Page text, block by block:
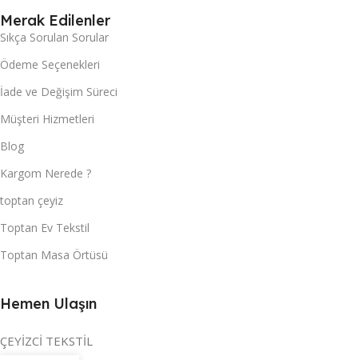
Merak Edilenler
Sıkça Sorulan Sorular
Ödeme Seçenekleri
İade ve Değişim Süreci
Müşteri Hizmetleri
Blog
Kargom Nerede ?
toptan çeyiz
Toptan Ev Tekstil
Toptan Masa Örtüsü
Hemen Ulaşın
ÇEYİZCİ TEKSTİL